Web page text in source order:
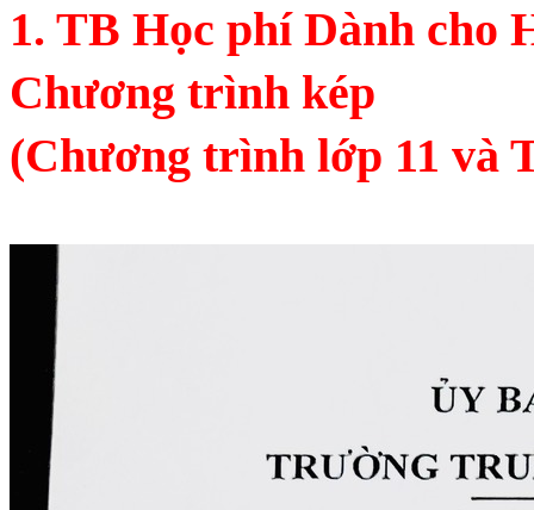
1. TB Học phí Dành cho
Chương trình kép
(Chương trình lớp 11 và